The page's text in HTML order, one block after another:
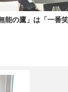
能の鷹」は「一番